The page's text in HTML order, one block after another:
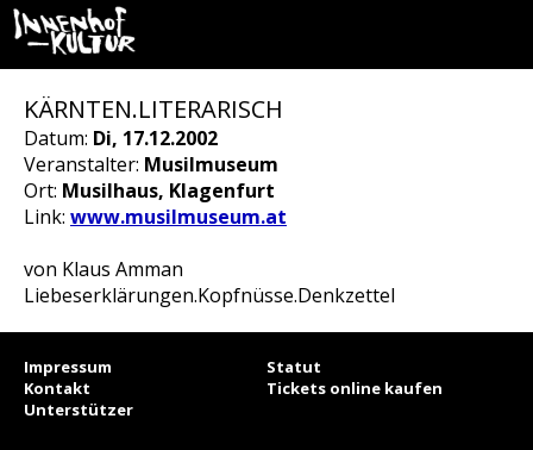
KÄRNTEN.LITERARISCH
Datum: Di, 17.12.2002
Veranstalter: Musilmuseum
Ort: Musilhaus, Klagenfurt
Link: www.musilmuseum.at
von Klaus Amman
Liebeserklärungen.Kopfnüsse.Denkzettel
Impressum
Statut
Kontakt
Tickets online kaufen
Unterstützer